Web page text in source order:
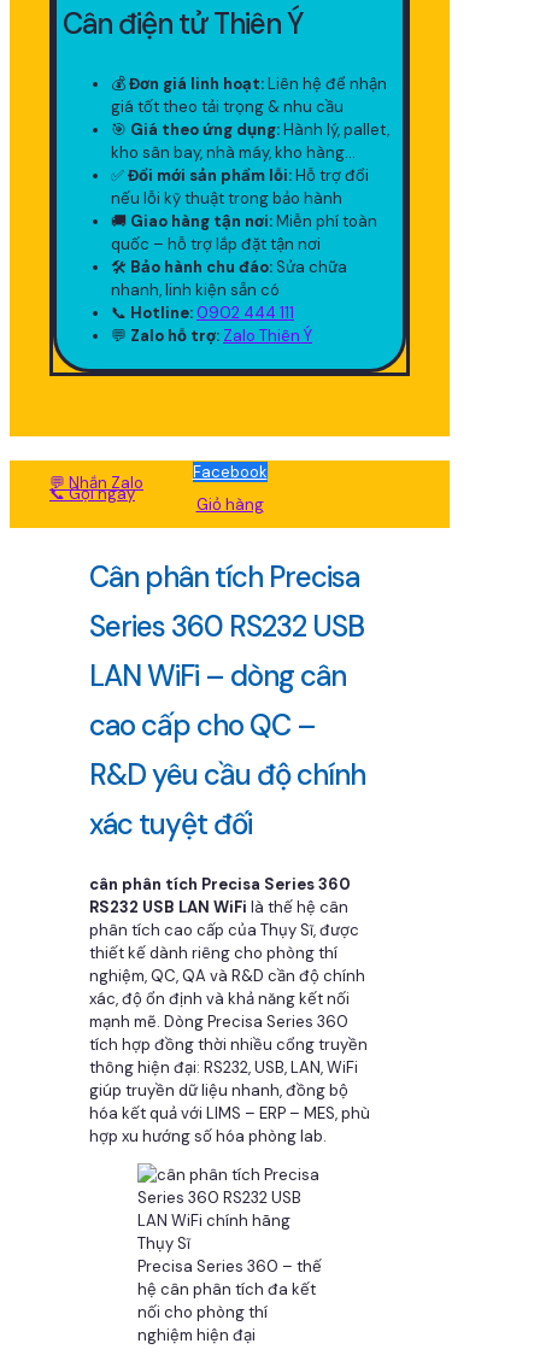
Cân điện tử Thiên Ý
💰Đơn giá linh hoạt:Liên hệ để nhận
giá tốt theo tải trọng & nhu cầu
🎯 Giá theo ứng dụng:Hành lý, pallet,
kho sân bay, nhà máy, kho hàng...
✅Đổi mới sản phẩm lỗi:Hỗ trợ đổi
nếu lỗi kỹ thuật trong bảo hành
🚚 Giao hàng tận nơi:Miễn phí toàn
quốc – hỗ trợ lắp đặt tận nơi
🛠 Bảo hành chu đáo: Sửa chữa
nhanh, linh kiện sẵn có
📞 Hotline: 0902 444 111
💬 Zalo hỗ trợ: Zalo Thiên Ý
Facebook
💬 Nhắn Zalo
📞 Gọi ngay
Giỏ hàng
Cân phân tích Precisa
Series 360 RS232 USB
LAN WiFi – dòng cân
cao cấp cho QC –
R&D yêu cầu độ chính
xác tuyệt đối
cân phân tích Precisa Series 360
RS232 USB LAN WiFi là thế hệ cân
phân tích cao cấp của Thụy Sĩ, được
thiết kế dành riêng cho phòng thí
nghiệm, QC, QA và R&D cần độ chính
xác, độ ổn định và khả năng kết nối
mạnh mẽ. Dòng Precisa Series 360
tích hợp đồng thời nhiều cổng truyền
thông hiện đại: RS232, USB, LAN, WiFi
giúp truyền dữ liệu nhanh, đồng bộ
hóa kết quả với LIMS – ERP – MES, phù
hợp xu hướng số hóa phòng lab.
Precisa Series 360 – thế
hệ cân phân tích đa kết
nối cho phòng thí
nghiệm hiện đại